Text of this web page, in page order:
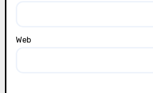
Web